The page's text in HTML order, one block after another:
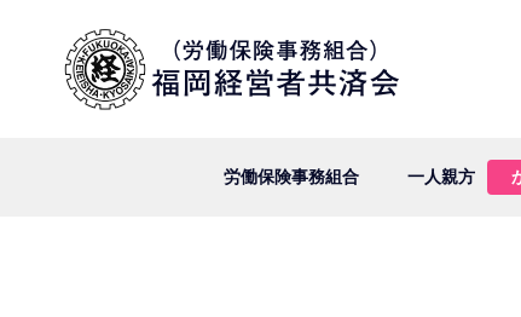
労働保険事務組合 一人親方